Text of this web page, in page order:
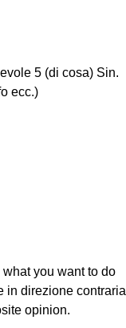
5 (di cosa) Sin.
ecc.)
what you want to do
in direzione contraria
opinion.